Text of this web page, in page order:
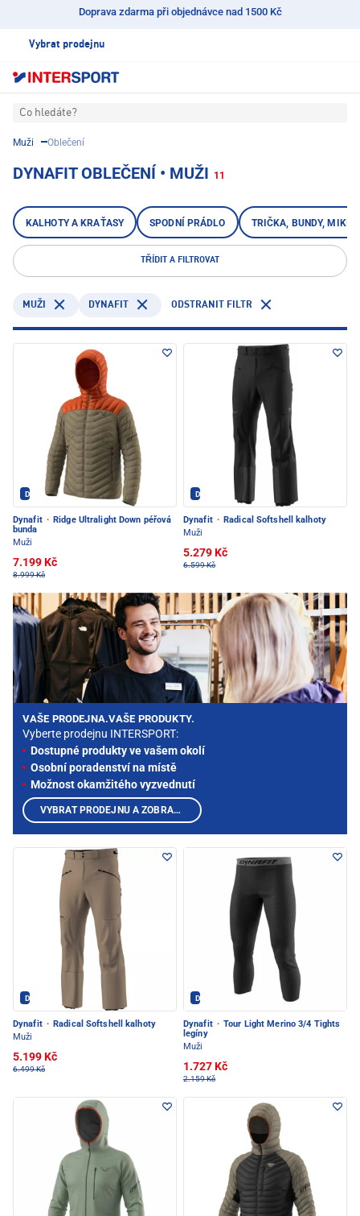
Doprava zdarma při objednávce nad 1500 Kč
Vybrat prodejnu
Co hledáte?
Muži Oblečení
DYNAFIT OBLEČENÍ • MUŽI 11
KALHOTY A KRAŤASY SPODNÍ PRÁDLO TRIČKA, BUNDY,
TŘÍDIT A FILTROVAT
MUŽI DYNAFIT ODSTRANIT FILTR
Dynafit - PEC POD SNĚŽKOU
Dynafit · Ridge Ultralight Down péřová
bunda
Muži
7.199 Kč
8.999 Kč
Dynafit - PEC POD SNĚŽKOU
Dynafit · Radical Softshell kalhoty
Muži
5.279 Kč
6.599 Kč
Dynafit - PEC POD SNĚŽKOU
Dynafit · Radical Softshell kalhoty
Muži
5.199 Kč
6.499 Kč
Dynafit - PEC POD SNĚŽKOU
Dynafit · Tour Light Merino 3/4 Tights
legíny
Muži
1.727 Kč
2.159 Kč
VAŠE PRODEJNA.VAŠE PRODUKTY.
Vyberte prodejnu INTERSPORT:
Dostupné produkty ve vašem okolí
Osobní poradenství na místě
Možnost okamžitého vyzvednutí
VYBRAT PRODEJNU A ZOBRAZIT PRODUKTY